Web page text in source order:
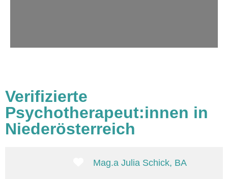
Verifizierte
Psychotherapeut:innen in
Niederösterreich
Favorit
Mag.a Julia Schick, BA